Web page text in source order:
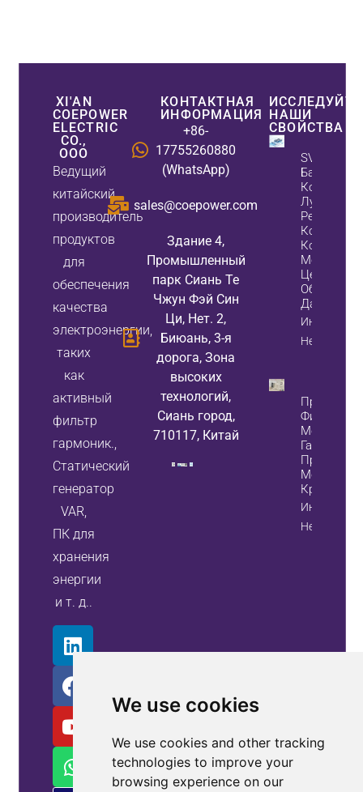
We use cookies
We use cookies and other tracking
technologies to improve your
browsing experience on our
XI'AN
COEPOWER
ELECTRIC
CO.,
ООО
Ведущий
китайский
производитель
продуктов
для
обеспечения
качества
электроэнергии,
таких
как
активный
фильтр
гармоник.,
Статический
генератор
VAR,
ПК для
хранения
энергии
и т. д..
КОНТАКТНАЯ
ИНФОРМАЦИЯ
+86-
17755260880
(WhatsApp)
sales@coepower.com
Здание 4,
Промышленный
парк Сиань Те
Чжун Фэй Син
Ци, Нет. 2,
Биюань, 3-я
дорога, Зона
высоких
технологий,
Сиань город,
710117, Китай
ИССЛЕДУЙТЕ
НАШИ
СВОЙСТВА
SVG
Банка
Лучшее
Решение
Коррекции
Мощности
Центров
Обработки
Данных
Пример
Фильтра
Гармоник
Кремния